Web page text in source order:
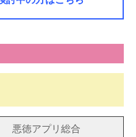
悪徳アプリ総合